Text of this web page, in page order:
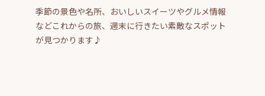
季節の景色や名所、おいしいスイーツやグルメ情報
などこれからの旅、週末に行きたい素敵なスポット
が見つかります♪